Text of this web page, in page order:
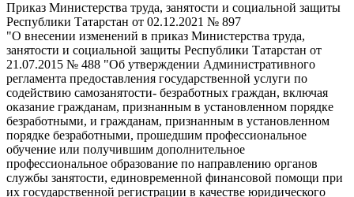
Приказ Министерства труда, занятости и социальной защиты
Республики Татарстан от 02.12.2021 № 897
"О внесении изменений в приказ Министерства труда,
занятости и социальной защиты Республики Татарстан от
21.07.2015 № 488 "Об утверждении Административного
регламента предоставления государственной услуги по
содействию самозанятости- безработных граждан, включая
оказание гражданам, признанным в установленном порядке
безработными, и гражданам, признанным в установленном
порядке безработными, прошедшим профессиональное
обучение или получившим дополнительное
профессиональное образование по направлению органов
службы занятости, единовременной финансовой помощи при
их государственной регистрации в качестве юридического